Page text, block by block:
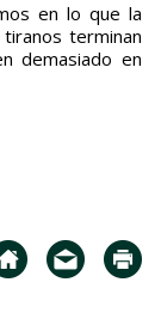
en lo que la
terminan
demasiado en